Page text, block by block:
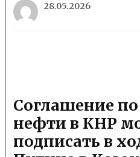
28.05.2026
Соглашение
нефти в КНР
подписать в